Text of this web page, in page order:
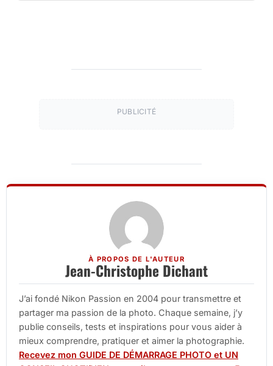
PUBLICITÉ
À PROPOS DE L'AUTEUR
Jean-Christophe Dichant
J’ai fondé Nikon Passion en 2004 pour transmettre et
partager ma passion de la photo. Chaque semaine, j’y
publie conseils, tests et inspirations pour vous aider à
mieux comprendre, pratiquer et aimer la photographie.
Recevez mon GUIDE DE DÉMARRAGE PHOTO et UN